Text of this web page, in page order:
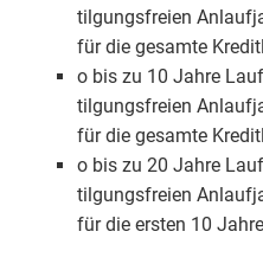
tilgungsfreien
für die gesamte
o bis zu 10 Jahre
tilgungsfreien
für die gesamte
o bis zu 20 Jahre
tilgungsfreien
für die ersten 10